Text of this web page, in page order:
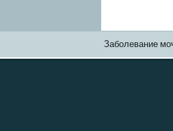
Заболевание